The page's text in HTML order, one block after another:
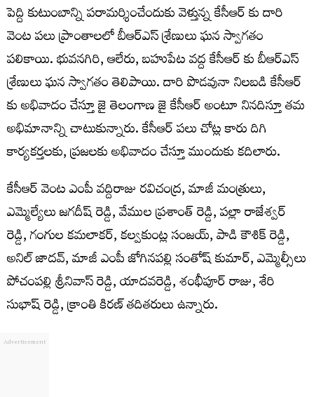
పెద్ది కుటుంబాన్ని పరామర్శించేందుకు వెళ్తున్న కేసీఆర్ కు దారి
వెంట పలు ప్రాంతాలలో బీఆర్ఎస్ శ్రేణులు ఘన స్వాగతం
పలికాయి. భువనగిరి, ఆలేరు, బహుపేట వద్ద కేసీఆర్ కు బీఆర్ఎస్
శ్రేణులు ఘన స్వాగతం తెలిపాయి. దారి పొడవునా నిలబడి కేసీఆర్
కు అభివాదం చేస్తూ జై తెలంగాణ జై కేసీఆర్ అంటూ నినదిస్తూ తమ
అభిమానాన్ని చాటుకున్నారు. కేసీఆర్ పలు చోట్ల కారు దిగి
కార్యకర్తలకు, ప్రజలకు అభివాదం చేస్తూ ముందుకు కదిలారు.
కేసీఆర్ వెంట ఎంపీ వద్దిరాజు రవిచంద్ర, మాజీ మంత్రులు,
ఎమ్మెల్యేలు జగదీష్ రెడ్డి, వేముల ప్రశాంత్ రెడ్డి, పల్లా రాజేశ్వర్
రెడ్డి, గంగుల కమలాకర్, కల్వకుంట్ల సంజయ్, పాడి కౌశిక్ రెడ్డి,
అనిల్ జాదవ్, మాజీ ఎంపీ జోగినపల్లి సంతోష్ కుమార్, ఎమ్మెల్సీలు
పోచంపల్లి శ్రీనివాస్ రెడ్డి, యాదవరెడ్డి, శంభీపూర్ రాజు, శేరి
సుభాష్ రెడ్డి, క్రాంతి కిరణ్ తదితరులు ఉన్నారు.